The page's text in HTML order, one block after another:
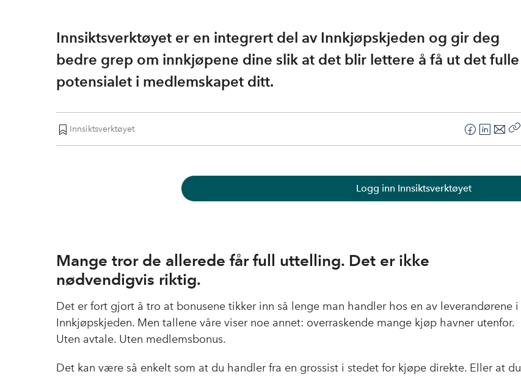
Innsiktsverktøyet er en integrert del av Innkjøpskjeden og gir deg
bedre grep om innkjøpene dine slik at det blir lettere å få ut det fulle
potensialet i medlemskapet ditt.
Innsiktsverktøyet
F
e
b
L
k
E
o
Logg inn Innsiktsverktøyet
Mange tror de allerede får full uttelling. Det er ikke
nødvendigvis riktig.
Det er fort gjort å tro at bonusene tikker inn så lenge man handler hos en av leverandørene i
Innkjøpskjeden. Men tallene våre viser noe annet: overraskende mange kjøp havner utenfor.
Uten avtale. Uten medlemsbonus.
Det kan være så enkelt som at du handler fra en grossist i stedet for kjøpe direkte. Eller at du